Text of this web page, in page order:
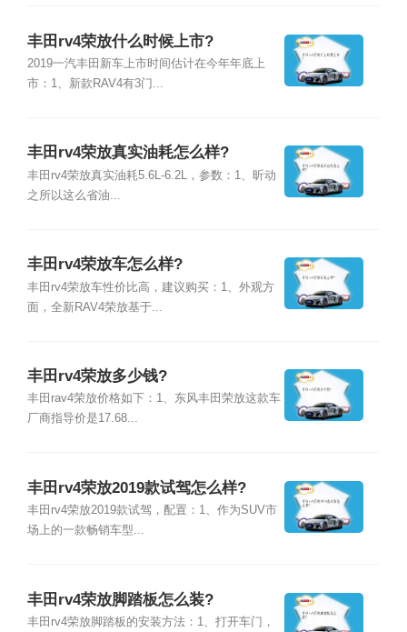
丰田rv4荣放什么时候上市?
2019一汽丰田新车上市时间估计在今年年底上
市：1、新款RAV4有3门...
丰田rv4荣放真实油耗怎么样?
丰田rv4荣放真实油耗5.6L-6.2L，参数：1、昕动
之所以这么省油...
丰田rv4荣放车怎么样?
丰田rv4荣放车性价比高，建议购买：1、外观方
面，全新RAV4荣放基于...
丰田rv4荣放多少钱?
丰田rav4荣放价格如下：1、东风丰田荣放这款车
厂商指导价是17.68...
丰田rv4荣放2019款试驾怎么样?
丰田rv4荣放2019款试驾，配置：1、作为SUV市
场上的一款畅销车型...
丰田rv4荣放脚踏板怎么装?
丰田rv4荣放脚踏板的安装方法：1、打开车门，